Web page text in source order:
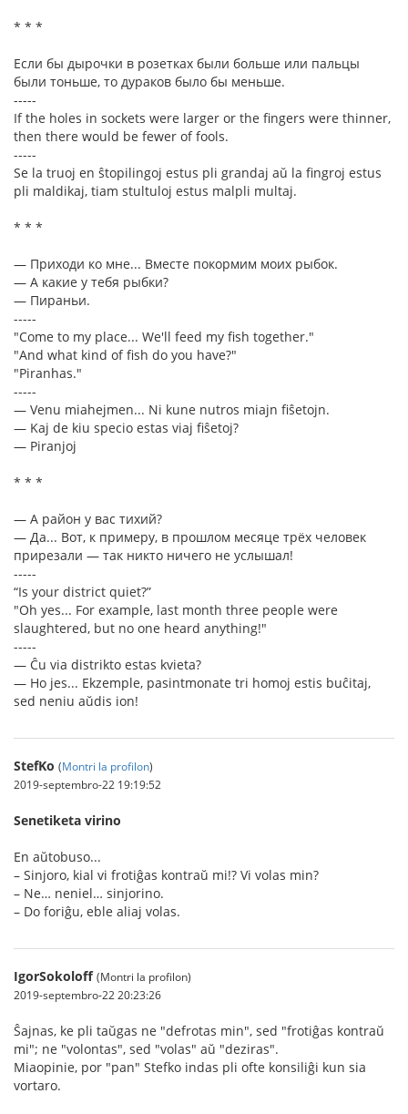
* * *
Если бы дырочки в розетках были больше или пальцы
были тоньше, то дураков было бы меньше.
-----
If the holes in sockets were larger or the fingers were thinner,
then there would be fewer of fools.
-----
Se la truoj en ŝtopilingoj estus pli grandaj aŭ la fingroj estus
pli maldikaj, tiam stultuloj estus malpli multaj.
* * *
— Приходи ко мне... Вместе покормим моих рыбок.
— А какие у тебя рыбки?
— Пираньи.
-----
"Come to my place... We'll feed my fish together."
"And what kind of fish do you have?"
"Piranhas."
-----
— Venu miahejmen... Ni kune nutros miajn fiŝetojn.
— Kaj de kiu specio estas viaj fiŝetoj?
— Piranjoj
* * *
— А район у вас тихий?
— Да... Вот, к примеру, в прошлом месяце трёх человек
прирезали — так никто ничего не услышал!
-----
“Is your district quiet?”
"Oh yes... For example, last month three people were
slaughtered, but no one heard anything!"
-----
— Ĉu via distrikto estas kvieta?
— Ho jes... Ekzemple, pasintmonate tri homoj estis buĉitaj,
sed neniu aŭdis ion!
StefKo (Montri la profilon)
2019-septembro-22 19:19:52
Senetiketa virino
En aŭtobuso...
– Sinjoro, kial vi frotiĝas kontraŭ mi!? Vi volas min?
– Ne… neniel… sinjorino.
– Do foriĝu, eble aliaj volas.
IgorSokoloff (Montri la profilon)
2019-septembro-22 20:23:26
Ŝajnas, ke pli taŭgas ne "defrotas min", sed "frotiĝas kontraŭ
mi"; ne "volontas", sed "volas" aŭ "deziras".
Miaopinie, por "pan" Stefko indas pli ofte konsiliĝi kun sia
vortaro.